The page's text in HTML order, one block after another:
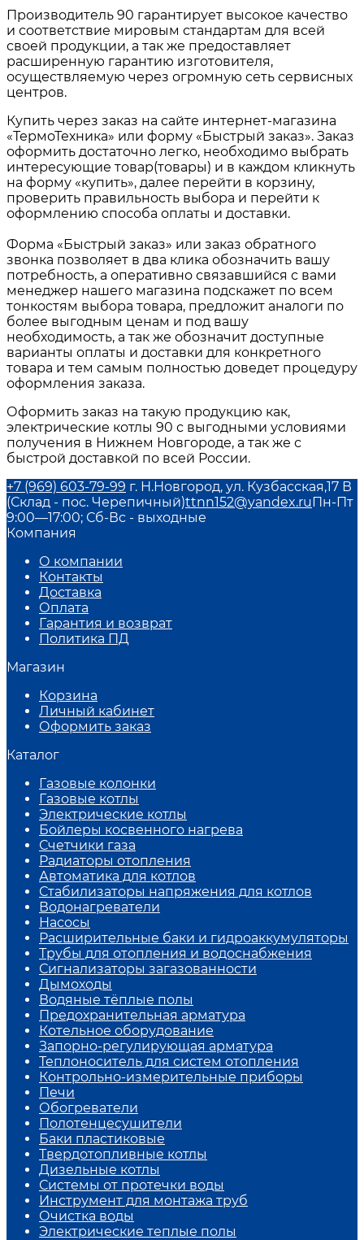
Производитель 90 гарантирует высокое качество
и соответствие мировым стандартам для всей
своей продукции, а так же предоставляет
расширенную гарантию изготовителя,
осуществляемую через огромную сеть сервисных
центров.
Купить через заказ на сайте интернет-магазина
«ТермоТехника» или форму «Быстрый заказ». Заказ
оформить достаточно легко, необходимо выбрать
интересующие товар(товары) и в каждом кликнуть
на форму «купить», далее перейти в корзину,
проверить правильность выбора и перейти к
оформлению способа оплаты и доставки.
Форма «Быстрый заказ» или заказ обратного
звонка позволяет в два клика обозначить вашу
потребность, а оперативно связавшийся с вами
менеджер нашего магазина подскажет по всем
тонкостям выбора товара, предложит аналоги по
более выгодным ценам и под вашу
необходимость, а так же обозначит доступные
варианты оплаты и доставки для конкретного
товара и тем самым полностью доведет процедуру
оформления заказа.
Оформить заказ на такую продукцию как,
электрические котлы 90 с выгодными условиями
получения в Нижнем Новгороде, а так же с
быстрой доставкой по всей России.
+7 (969) 603-79-99 г. Н.Новгород, ул. Кузбасская,17 В
(Склад - пос. Черепичный)ttnn152@yandex.ruПн-Пт
9:00—17:00; Сб-Вс - выходные
Компания
О компании
Контакты
Доставка
Оплата
Гарантия и возврат
Политика ПД
Магазин
Корзина
Личный кабинет
Оформить заказ
Каталог
Газовые колонки
Газовые котлы
Электрические котлы
Бойлеры косвенного нагрева
Счетчики газа
Радиаторы отопления
Автоматика для котлов
Стабилизаторы напряжения для котлов
Водонагреватели
Насосы
Расширительные баки и гидроаккумуляторы
Трубы для отопления и водоснабжения
Сигнализаторы загазованности
Дымоходы
Водяные тёплые полы
Предохранительная арматура
Котельное оборудование
Запорно-регулирующая арматура
Теплоноситель для систем отопления
Контрольно-измерительные приборы
Печи
Обогреватели
Полотенцесушители
Баки пластиковые
Твердотопливные котлы
Дизельные котлы
Системы от протечки воды
Инструмент для монтажа труб
Очистка воды
Электрические теплые полы